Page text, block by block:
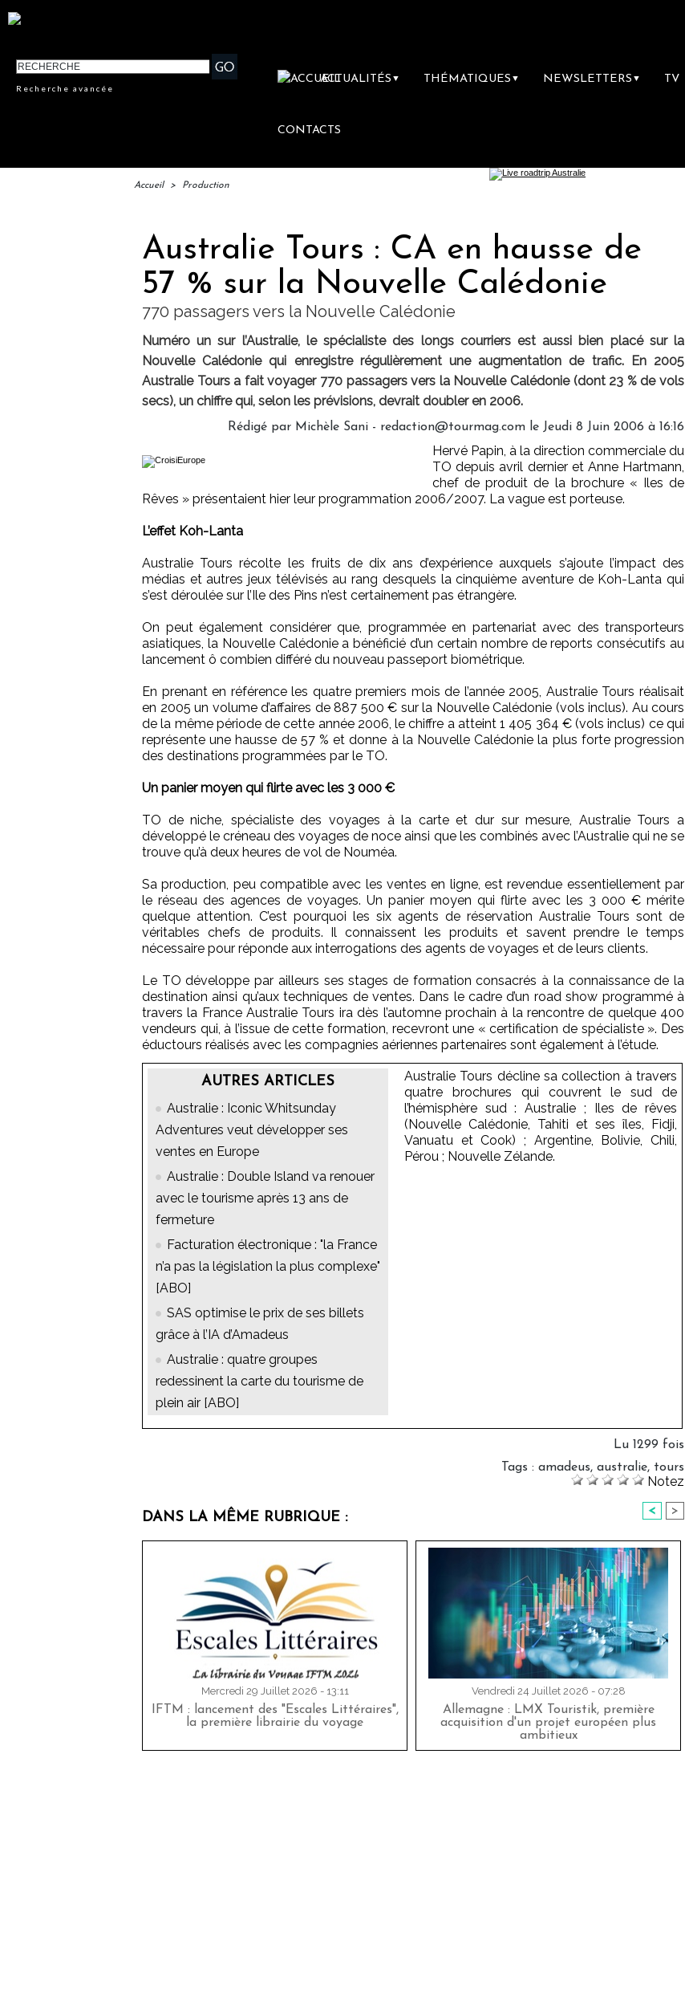
Recherche avancée
ACTUALITÉS ▼ THÉMATIQUES ▼ NEWSLETTERS ▼ TV
CONTACTS
Accueil > Production
Australie Tours : CA en hausse de
57 % sur la Nouvelle Calédonie
770 passagers vers la Nouvelle Calédonie
Numéro un sur l’Australie, le spécialiste des longs courriers est aussi bien placé sur la
Nouvelle Calédonie qui enregistre régulièrement une augmentation de trafic. En 2005
Australie Tours a fait voyager 770 passagers vers la Nouvelle Calédonie (dont 23 % de vols
secs), un chiffre qui, selon les prévisions, devrait doubler en 2006.
Rédigé par Michèle Sani - redaction@tourmag.com le Jeudi 8 Juin 2006 à 16:16
Hervé Papin, à la direction commerciale du
TO depuis avril dernier et Anne Hartmann,
chef de produit de la brochure « Iles de
Rêves » présentaient hier leur programmation 2006/2007. La vague est porteuse.
L’effet Koh-Lanta
Australie Tours récolte les fruits de dix ans d’expérience auxquels s’ajoute l’impact des
médias et autres jeux télévisés au rang desquels la cinquième aventure de Koh-Lanta qui
s’est déroulée sur l’Ile des Pins n’est certainement pas étrangère.
On peut également considérer que, programmée en partenariat avec des transporteurs
asiatiques, la Nouvelle Calédonie a bénéficié d’un certain nombre de reports consécutifs au
lancement ô combien différé du nouveau passeport biométrique.
En prenant en référence les quatre premiers mois de l’année 2005, Australie Tours réalisait
en 2005 un volume d’affaires de 887 500 € sur la Nouvelle Calédonie (vols inclus). Au cours
de la même période de cette année 2006, le chiffre a atteint 1 405 364 € (vols inclus) ce qui
représente une hausse de 57 % et donne à la Nouvelle Calédonie la plus forte progression
des destinations programmées par le TO.
Un panier moyen qui flirte avec les 3 000 €
TO de niche, spécialiste des voyages à la carte et dur sur mesure, Australie Tours a
développé le créneau des voyages de noce ainsi que les combinés avec l’Australie qui ne se
trouve qu’à deux heures de vol de Nouméa.
Sa production, peu compatible avec les ventes en ligne, est revendue essentiellement par
le réseau des agences de voyages. Un panier moyen qui flirte avec les 3 000 € mérite
quelque attention. C’est pourquoi les six agents de réservation Australie Tours sont de
véritables chefs de produits. Il connaissent les produits et savent prendre le temps
nécessaire pour réponde aux interrogations des agents de voyages et de leurs clients.
Le TO développe par ailleurs ses stages de formation consacrés à la connaissance de la
destination ainsi qu’aux techniques de ventes. Dans le cadre d’un road show programmé à
travers la France Australie Tours ira dès l’automne prochain à la rencontre de quelque 400
vendeurs qui, à l’issue de cette formation, recevront une « certification de spécialiste ». Des
éductours réalisés avec les compagnies aériennes partenaires sont également à l’étude.
AUTRES ARTICLES
Australie : Iconic Whitsunday
Adventures veut développer ses
ventes en Europe
Australie : Double Island va renouer
avec le tourisme après 13 ans de
fermeture
Facturation électronique : "la France
n’a pas la législation la plus complexe"
[ABO]
SAS optimise le prix de ses billets
grâce à l’IA d’Amadeus
Australie : quatre groupes
redessinent la carte du tourisme de
plein air [ABO]
Australie Tours décline sa collection à travers
quatre brochures qui couvrent le sud de
l’hémisphère sud : Australie ; Iles de rêves
(Nouvelle Calédonie, Tahiti et ses îles, Fidji,
Vanuatu et Cook) ; Argentine, Bolivie, Chili,
Pérou ; Nouvelle Zélande.
Lu 1299 fois
Tags : amadeus, australie, tours
Notez
DANS LA MÊME RUBRIQUE : < >
Mercredi 29 Juillet 2026 - 13:11
IFTM : lancement des "Escales Littéraires",
la première librairie du voyage
Vendredi 24 Juillet 2026 - 07:28
Allemagne : LMX Touristik, première
acquisition d'un projet européen plus
ambitieux